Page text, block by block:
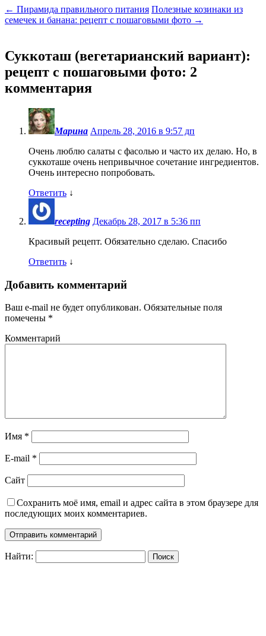
← Пирамида правильного питания Полезные козинаки из
семечек и банана: рецепт с пошаговыми фото →
Суккоташ (вегетарианский вариант):
рецепт с пошаговыми фото: 2
комментария
Марина Апрель 28, 2016 в 9:57 дп
Очень люблю салаты с фасолью и часто их делаю. Но, в
суккоташе очень непривычное сочетание ингредиентов.
Очень интересно попробовать.
Ответить ↓
recepting Декабрь 28, 2017 в 5:36 пп
Красивый рецепт. Обязательно сделаю. Спасибо
Ответить ↓
Добавить комментарий
Ваш e-mail не будет опубликован. Обязательные поля
помечены *
Комментарий
Имя *
E-mail *
Сайт
Сохранить моё имя, email и адрес сайта в этом браузере для
последующих моих комментариев.
Найти: